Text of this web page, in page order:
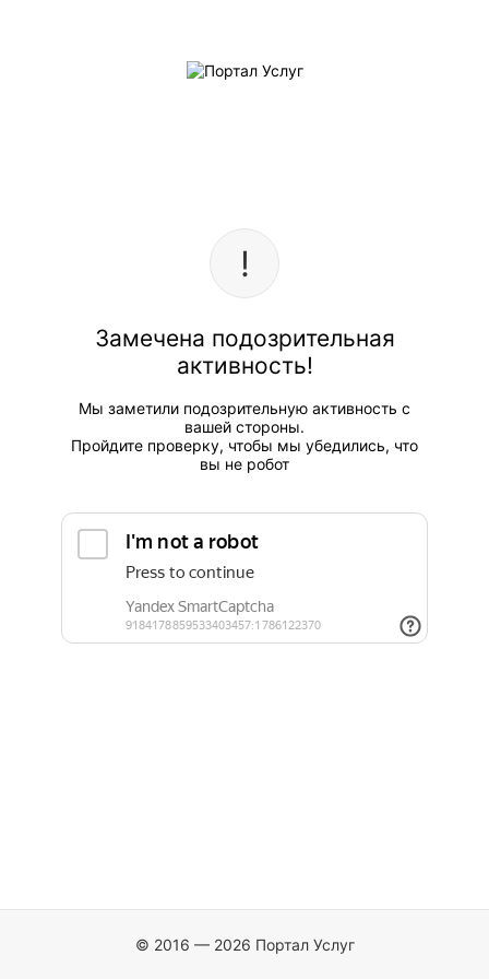
Замечена подозрительная
активность!
Мы заметили подозрительную активность с
вашей стороны.
Пройдите проверку, чтобы мы убедились, что
вы не робот
© 2016 — 2026 Портал Услуг